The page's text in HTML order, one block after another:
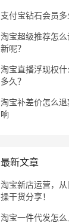
支付宝钻石会员多
淘宝超级推荐怎
新呢？
淘宝直播浮现权
多久？
淘宝补差价怎么
响
最新文章
淘宝新店运营，
操干货分享！
淘宝一件代发怎